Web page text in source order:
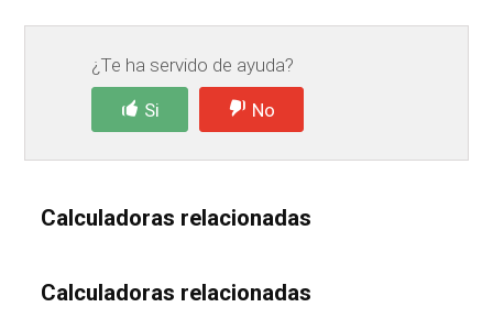
¿Te ha servido de ayuda?
Si No
Calculadoras relacionadas
Calculadoras relacionadas